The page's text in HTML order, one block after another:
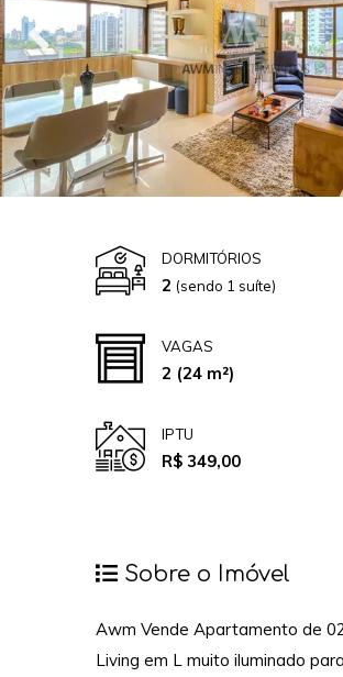
DORMITÓRIOS
2 (sendo 1 suíte)
VAGAS
2 (24 m²)
IPTU
R$ 349,00
Sobre o Imóvel
Awm Vende Apartamento de
Living em L muito iluminado